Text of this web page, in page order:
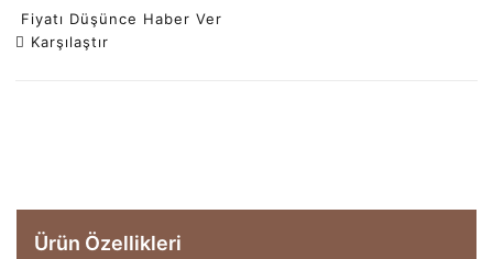
Fiyatı Düşünce Haber Ver
Karşılaştır
Ürün Özellikleri